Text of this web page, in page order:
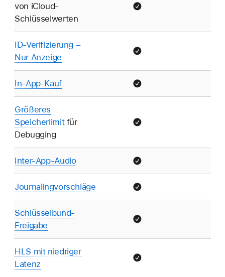
von iCloud-
Schlüsselwerten
ID-Verifizierung –
Nur Anzeige
In-App-Kauf
Größeres
Speicherlimitfür
Debugging
Inter-App-Audio
Journalingvorschläge
Schlüsselbund-
Freigabe
HLS mit niedriger
Latenz